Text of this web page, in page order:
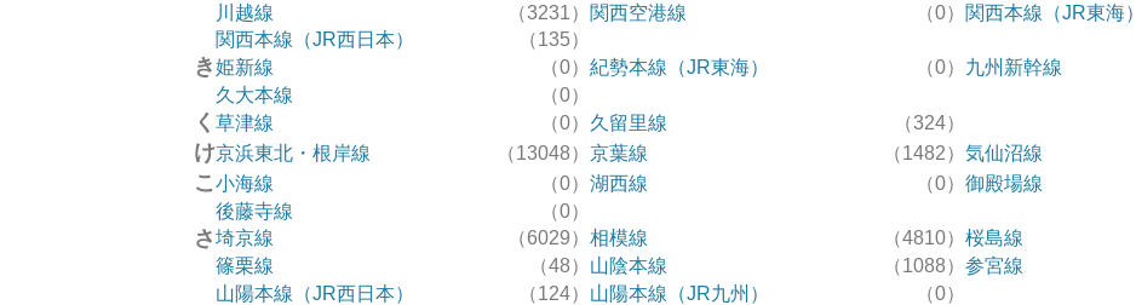
川越線
（3231） 関西空港線 （0） 関西本線（JR東海）
関西本線（JR西日本）
（135）
き姫新線 （0）紀勢本線（JR東海） （0） 九州新幹線
久大本線
（0）
く 草津線 （0） 久留里線 （324）
け京浜東北・根岸線 （13048）京葉線 （1482） 気仙沼線
こ 小海線 （0）湖西線 （0） 御殿場線
後藤寺線
（0）
さ埼京線 （6029）相模線 （4810） 桜島線
篠栗線
（48） 山陰本線 （1088） 参宮線
山陽本線（JR西日本）
（124） 山陽本線（JR九州） （0）